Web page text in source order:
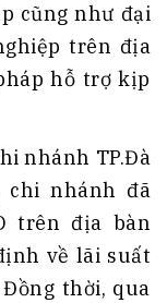
cũng như đại
trên địa
hỗ trợ kịp
nhánh TP.Đà
chi nhánh đã
trên địa bàn
về lãi suất
thời, qua